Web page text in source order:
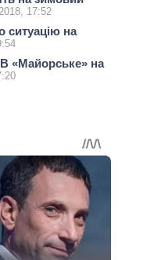
17:52
ситуацію на
«Майорське» на